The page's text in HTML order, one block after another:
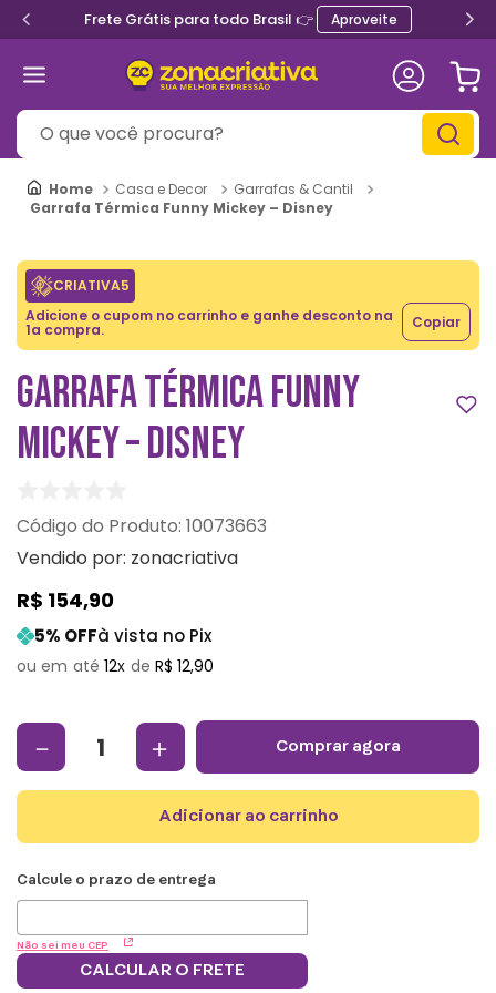
Frete Grátis para todo Brasil 👉 Aproveite
O que você procura?
Casa e Decor
Garrafas & Cantil
Garrafa Térmica Funny Mickey – Disney
CRIATIVA5
Adicione o cupom no carrinho e ganhe desconto na
1a compra. Copiar
GARRAFA TÉRMICA FUNNY
MICKEY – DISNEY
: 10073663
Vendido por: zonacriativa
R$ 154,90
5% OFFà vista no Pix
12 R$ 12,90
＋
－ comprar agora
adicionar ao carrinho
Não sei meu CEP
CALCULAR O FRETE